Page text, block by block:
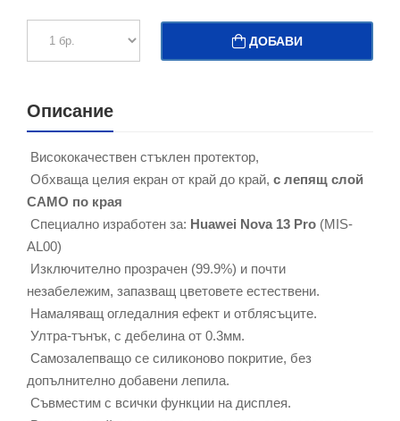
ДОБАВИ
Описание
Висококачествен стъклен протектор,
Обхваща целия екран от край до край, с лепящ слой
САМО по края
Специално изработен за: Huawei Nova 13 Pro (MIS-
AL00)
Изключително прозрачен (99.9%) и почти
незабележим, запазващ цветовете естествени.
Намаляващ огледалния ефект и отблясъците.
Ултра-тънък, с дебелина от 0.3мм.
Самозалепващо се силиконово покритие, без
допълнително добавени лепила.
Съвместим с всички функции на дисплея.